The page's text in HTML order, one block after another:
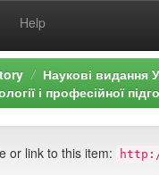
Help
Наукові видання
і професійної
or link to this item: